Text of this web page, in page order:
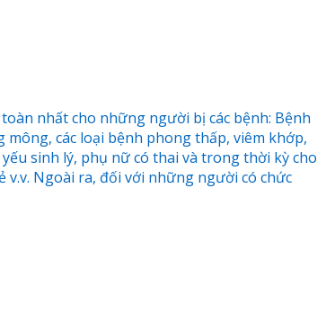
nhất cho những người bị các bệnh: Bệnh
các loại bệnh phong thấp, viêm khớp,
sinh lý, phụ nữ có thai và trong thời kỳ cho
Ngoài ra, đối với những người có chức